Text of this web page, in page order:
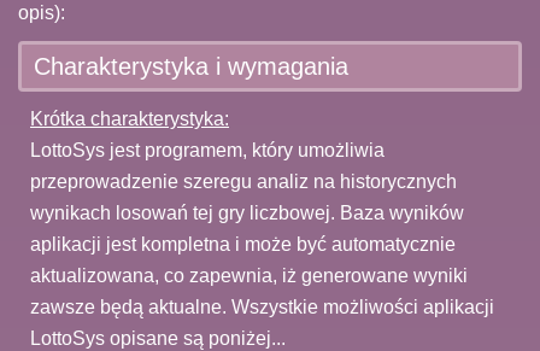
opis):
Charakterystyka i wymagania
Krótka charakterystyka:
LottoSys jest programem, który umożliwia
przeprowadzenie szeregu analiz na historycznych
wynikach losowań tej gry liczbowej. Baza wyników
aplikacji jest kompletna i może być automatycznie
aktualizowana, co zapewnia, iż generowane wyniki
zawsze będą aktualne. Wszystkie możliwości aplikacji
LottoSys opisane są poniżej...